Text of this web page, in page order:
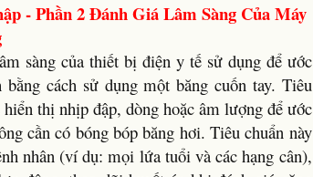
- Phần 2 Đánh Giá Lâm Sàng Của Máy
sàng của thiết bị điện y tế sử dụng để ước
cách sử dụng một băng cuốn tay. Tiêu
thị nhịp đập, dòng hoặc âm lượng để ước
cần có bóng bóp băng hơi. Tiêu chuẩn này
nhân (ví dụ: mọi lứa tuổi và các hạng cân),